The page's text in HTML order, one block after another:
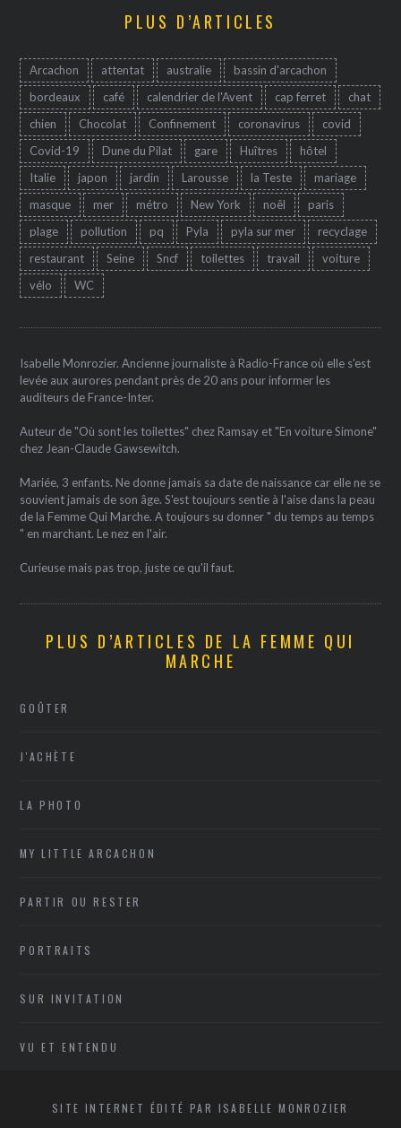
PLUS D’ARTICLES
Arcachon attentat australie
bassin d'arcachon
bordeaux
café calendrier de l'Avent cap ferret
chat
chien
Chocolat Confinement coronavirus
covid
Covid-19
Dune du Pilat gare Huîtres
hôtel
Italie
japon jardin Larousse la Teste
mariage
masque
mer métro New York noêl
paris
plage
pollution pq Pyla pyla sur mer
recyclage
restaurant
Seine Sncf toilettes travail
voiture
vélo
WC
Isabelle Monrozier. Ancienne journaliste à Radio-France où elle s'est
levée aux aurores pendant près de 20 ans pour informer les
auditeurs de France-Inter.
Auteur de "Où sont les toilettes" chez Ramsay et "En voiture Simone"
chez Jean-Claude Gawsewitch.
Mariée, 3 enfants. Ne donne jamais sa date de naissance car elle ne se
souvient jamais de son âge. S'est toujours sentie à l'aise dans la peau
de la Femme Qui Marche. A toujours su donner " du temps au temps
" en marchant. Le nez en l'air.
Curieuse mais pas trop, juste ce qu'il faut.
PLUS D’ARTICLES DE LA FEMME QUI
MARCHE
GOÛTER
J'ACHÈTE
LA PHOTO
MY LITTLE ARCACHON
PARTIR OU RESTER
PORTRAITS
SUR INVITATION
VU ET ENTENDU
SITE INTERNET ÉDITÉ PAR ISABELLE MONROZIER